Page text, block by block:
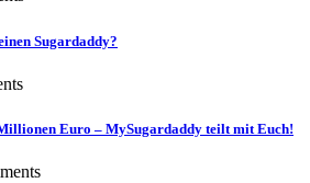
Sugardaddy?
Euro – MySugardaddy teilt mit Euch!